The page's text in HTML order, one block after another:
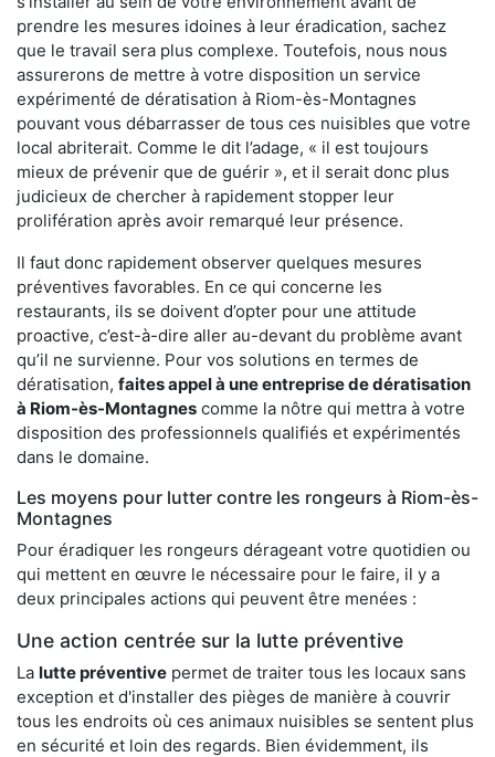
prendre les mesures idoines à leur éradication, sachez
que le travail sera plus complexe. Toutefois, nous nous
assurerons de mettre à votre disposition un service
expérimenté de dératisation à Riom-ès-Montagnes
pouvant vous débarrasser de tous ces nuisibles que votre
local abriterait. Comme le dit l’adage, « il est toujours
mieux de prévenir que de guérir », et il serait donc plus
judicieux de chercher à rapidement stopper leur
prolifération après avoir remarqué leur présence.
Il faut donc rapidement observer quelques mesures
préventives favorables. En ce qui concerne les
restaurants, ils se doivent d’opter pour une attitude
proactive, c’est-à-dire aller au-devant du problème avant
qu’il ne survienne. Pour vos solutions en termes de
dératisation, faites appel à une entreprise de dératisation
à Riom-ès-Montagnes comme la nôtre qui mettra à votre
disposition des professionnels qualifiés et expérimentés
dans le domaine.
Les moyens pour lutter contre les rongeurs à Riom-ès-
Montagnes
Pour éradiquer les rongeurs dérageant votre quotidien ou
qui mettent en œuvre le nécessaire pour le faire, il y a
deux principales actions qui peuvent être menées :
Une action centrée sur la lutte préventive
La lutte préventive permet de traiter tous les locaux sans
exception et d'installer des pièges de manière à couvrir
tous les endroits où ces animaux nuisibles se sentent plus
en sécurité et loin des regards. Bien évidemment, ils